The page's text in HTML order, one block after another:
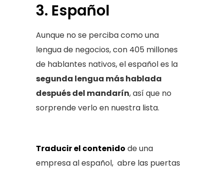
3. Español
Aunque no se perciba como una
lengua de negocios, con 405 millones
de hablantes nativos, el español es la
segunda lengua más hablada
después del mandarín, así que no
sorprende verlo en nuestra lista.
Traducir el contenido de una
empresa al español, abre las puertas